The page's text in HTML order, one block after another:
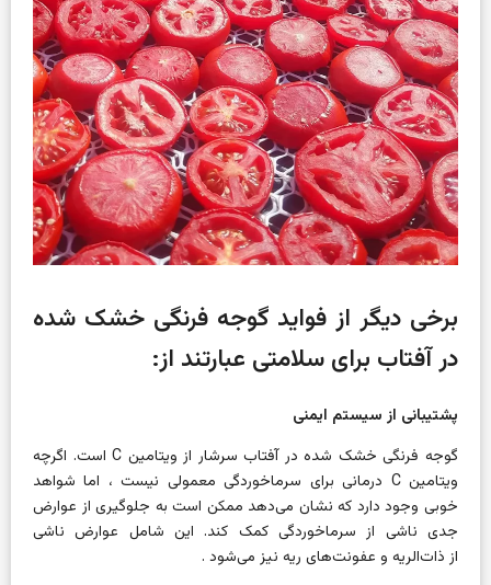
برخی دیگر از فواید گوجه فرنگی خشک شده
در آفتاب برای سلامتی عبارتند از:
پشتیبانی از سیستم ایمنی
گوجه فرنگی خشک شده در آفتاب سرشار از
ویتامین C است. اگرچه
ویتامین C درمانی برای
سرماخوردگی معمولی نیست ، اما شواهد
خوبی وجود دارد که نشان می‌دهد ممکن است به جلوگیری از عوارض
جدی ناشی از سرماخوردگی کمک کند. این شامل عوارض ناشی
از ذات‌الریه و عفونت‌های ریه نیز می‌شود .